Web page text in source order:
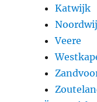
Katwijk
Veere